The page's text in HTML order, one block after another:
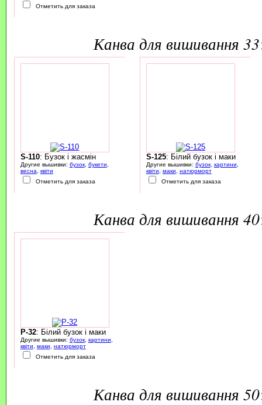
Отметить для заказа
канва для вишивання
S-110: Бузок і жасмін
Другие вышивки: бузок, букети
весна
квіти
Отметить для заказа
S-125: Білий бузок і маки
Другие вышивки: бузок, картини
квіти
маки
натюрморт
Отметить для заказа
канва для вишивання
P-32: Білий бузок і маки
Другие вышивки: бузок, картини
квіти
маки
натюрморт
Отметить для заказа
канва для вишивання